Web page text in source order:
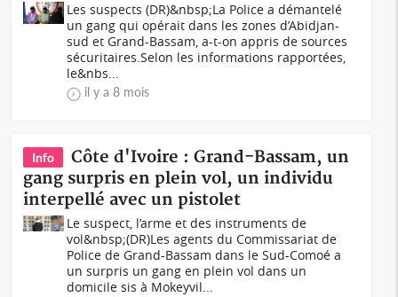
Les suspects (DR)&nbsp;La Police a démantelé
un gang qui opérait dans les zones d’Abidjan-
sud et Grand-Bassam, a-t-on appris de sources
sécuritaires.Selon les informations rapportées,
le&nbs...
il y a 8 mois
Info
Côte d'Ivoire : Grand-Bassam, un
gang surpris en plein vol, un individu
interpellé avec un pistolet
Le suspect, l’arme et des instruments de
vol&nbsp;(DR)Les agents du Commissariat de
Police de Grand-Bassam dans le Sud-Comoé a
un surpris un gang en plein vol dans un
domicile sis à Mokeyvil...